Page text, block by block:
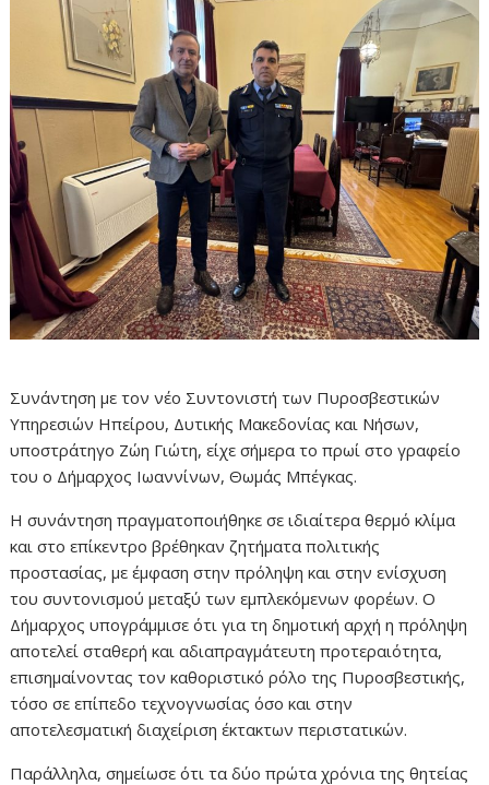
Συνάντηση με τον νέο Συντονιστή των Πυροσβεστικών
Υπηρεσιών Ηπείρου, Δυτικής Μακεδονίας και Νήσων,
υποστράτηγο Ζώη Γιώτη, είχε σήμερα το πρωί στο γραφείο
του ο Δήμαρχος Ιωαννίνων, Θωμάς Μπέγκας.
Η συνάντηση πραγματοποιήθηκε σε ιδιαίτερα θερμό κλίμα
και στο επίκεντρο βρέθηκαν ζητήματα πολιτικής
προστασίας, με έμφαση στην πρόληψη και στην ενίσχυση
του συντονισμού μεταξύ των εμπλεκόμενων φορέων. Ο
Δήμαρχος υπογράμμισε ότι για τη δημοτική αρχή η πρόληψη
αποτελεί σταθερή και αδιαπραγμάτευτη προτεραιότητα,
επισημαίνοντας τον καθοριστικό ρόλο της Πυροσβεστικής,
τόσο σε επίπεδο τεχνογνωσίας όσο και στην
αποτελεσματική διαχείριση έκτακτων περιστατικών.
Παράλληλα, σημείωσε ότι τα δύο πρώτα χρόνια της θητείας